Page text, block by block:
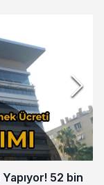
52 bin